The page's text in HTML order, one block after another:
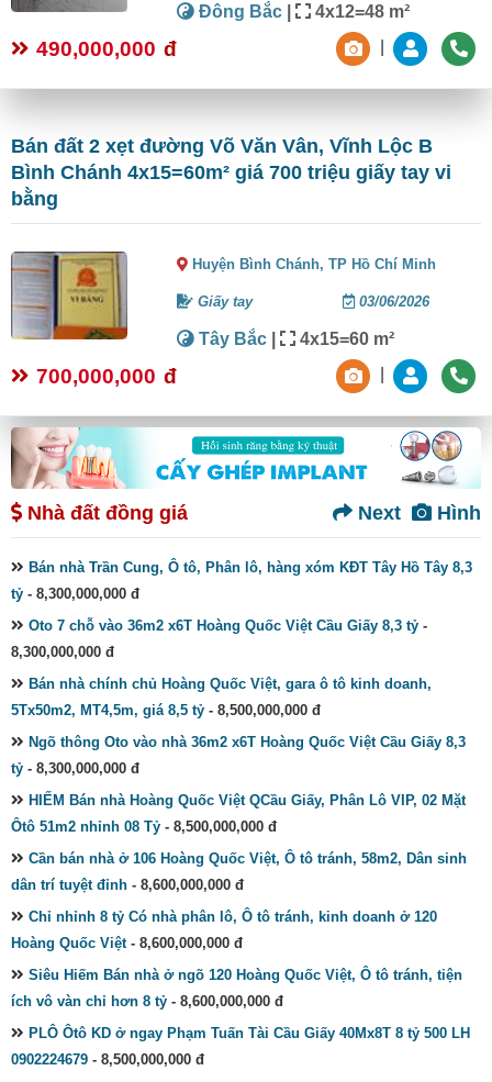
Đông Bắc | 4x12=48 m²
490,000,000 đ
Bán đất 2 xẹt đường Võ Văn Vân, Vĩnh Lộc B
Bình Chánh 4x15=60m² giá 700 triệu giấy tay vi
bằng
Huyện Bình Chánh,TP Hồ Chí Minh
Giấy tay 03/06/2026
Tây Bắc | 4x15=60 m²
700,000,000 đ
Nhà đất đồng giá Hình
Next
Bán nhà Trần Cung, Ô tô, Phân lô, hàng xóm KĐT Tây Hồ Tây 8,3
tỷ - 8,300,000,000 đ
Oto 7 chỗ vào 36m2 x6T Hoàng Quốc Việt Cầu Giấy 8,3 tỷ -
8,300,000,000 đ
Bán nhà chính chủ Hoàng Quốc Việt, gara ô tô kinh doanh,
5Tx50m2, MT4,5m, giá 8,5 tỷ - 8,500,000,000 đ
Ngõ thông Oto vào nhà 36m2 x6T Hoàng Quốc Việt Cầu Giấy 8,3
tỷ - 8,300,000,000 đ
HIẾM Bán nhà Hoàng Quốc Việt QCầu Giấy, Phân Lô VIP, 02 Mặt
Ôtô 51m2 nhỉnh 08 Tỷ - 8,500,000,000 đ
Cần bán nhà ở 106 Hoàng Quốc Việt, Ô tô tránh, 58m2, Dân sinh
dân trí tuyệt đỉnh - 8,600,000,000 đ
Chỉ nhỉnh 8 tỷ Có nhà phân lô, Ô tô tránh, kinh doanh ở 120
Hoàng Quốc Việt- 8,600,000,000 đ
Siêu Hiếm Bán nhà ở ngõ 120 Hoàng Quốc Việt, Ô tô tránh, tiện
ích vô vàn chỉ hơn 8 tỷ - 8,600,000,000 đ
PLÔ Ôtô KD ở ngay Phạm Tuấn Tài Cầu Giấy 40Mx8T 8 tỷ 500 LH
0902224679 - 8,500,000,000 đ